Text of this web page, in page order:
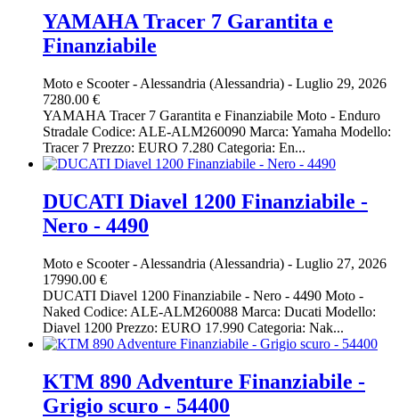
YAMAHA Tracer 7 Garantita e
Finanziabile
Moto e Scooter- Alessandria (Alessandria) - Luglio 29, 2026
7280.00 €
YAMAHA Tracer 7 Garantita e Finanziabile Moto - Enduro
Stradale Codice: ALE-ALM260090 Marca: Yamaha Modello:
Tracer 7 Prezzo: EURO 7.280 Categoria: En...
DUCATI Diavel 1200 Finanziabile -
Nero - 4490
Moto e Scooter- Alessandria (Alessandria) - Luglio 27, 2026
17990.00 €
DUCATI Diavel 1200 Finanziabile - Nero - 4490 Moto -
Naked Codice: ALE-ALM260088 Marca: Ducati Modello:
Diavel 1200 Prezzo: EURO 17.990 Categoria: Nak...
KTM 890 Adventure Finanziabile -
Grigio scuro - 54400